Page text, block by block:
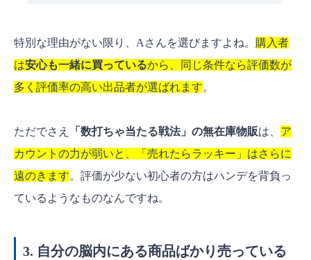
特別な理由がない限り、Aさんを選びますよね。 購入者
は安心も一緒に買っているから、同じ条件なら評価数が
多く評価率の高い出品者が選ばれます。
ただでさえ 「数打ちゃ当たる戦法」の無在庫物販は、 ア
カウントの力が弱いと、「売れたらラッキー」はさらに
遠のきます。評価が少ない初心者の方はハンデを背負っ
ているようなものなんですね。
3. 自分の脳内にある商品ばかり売っている